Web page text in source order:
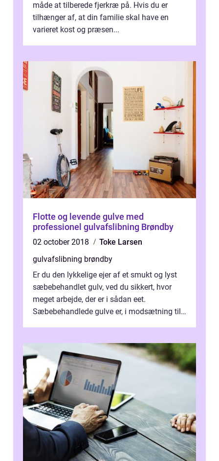
måde at tilberede fjerkræ på. Hvis du er
tilhænger af, at din familie skal have en
varieret kost og præsen...
Flotte og levende gulve med
professionel gulvafslibning Brøndby
02 october 2018
Toke Larsen
gulvafslibning brøndby
Er du den lykkelige ejer af et smukt og lyst
sæbebehandlet gulv, ved du sikkert, hvor
meget arbejde, der er i sådan eet.
Sæbebehandlede gulve er, i modsætning til